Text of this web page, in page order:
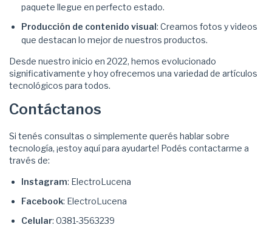
paquete llegue en perfecto estado.
Producción de contenido visual: Creamos fotos y videos
que destacan lo mejor de nuestros productos.
Desde nuestro inicio en 2022, hemos evolucionado
significativamente y hoy ofrecemos una variedad de artículos
tecnológicos para todos.
Contáctanos
Si tenés consultas o simplemente querés hablar sobre
tecnología, ¡estoy aquí para ayudarte! Podés contactarme a
través de:
Instagram: ElectroLucena
Facebook: ElectroLucena
Celular: 0381-3563239